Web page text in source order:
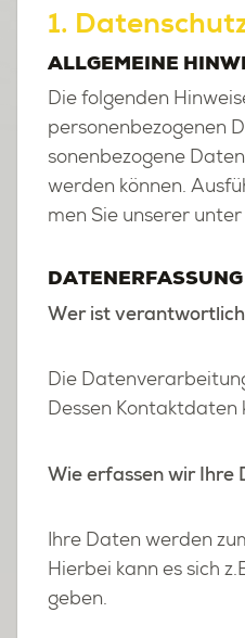
1.
ALL­GE­MEI­NE
Die fol­gen­den
per­so­nen­be­zo­ge­nen
so­nen­be­zo­ge­ne
wer­den kön­nen.
men Sie un­se­rer
Wer ist
Die
Des­sen Kon­takt­da­ten
Wie er­fas­sen wir Ihre
Ihre Daten wer­den
Hier­bei kann es sich
ge­ben.